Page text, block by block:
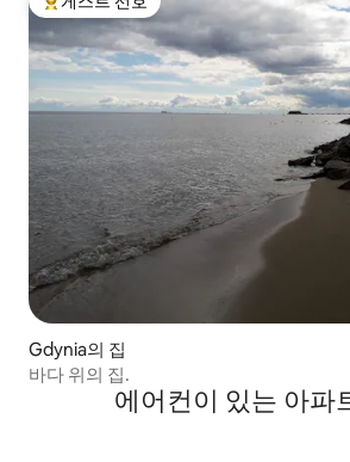
상위 게스트 선호
Gdynia의 집
바다 위의 집.
에어컨이 있는 아파